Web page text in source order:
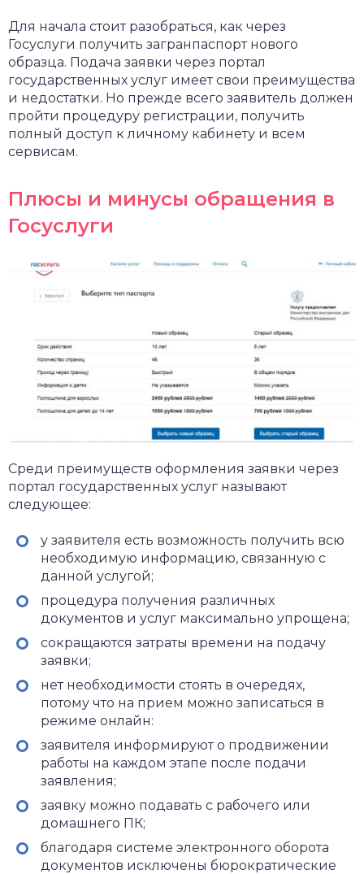
Для начала стоит разобраться, как через
Госуслуги получить загранпаспорт нового
образца. Подача заявки через портал
государственных услуг имеет свои преимущества
и недостатки. Но прежде всего заявитель должен
пройти процедуру регистрации, получить
полный доступ к личному кабинету и всем
сервисам.
Плюсы и минусы обращения в
Госуслуги
Среди преимуществ оформления заявки через
портал государственных услуг называют
следующее:
у заявителя есть возможность получить всю
необходимую информацию, связанную с
данной услугой;
процедура получения различных
документов и услуг максимально упрощена;
сокращаются затраты времени на подачу
заявки;
нет необходимости стоять в очередях,
потому что на прием можно записаться в
режиме онлайн:
заявителя информируют о продвижении
работы на каждом этапе после подачи
заявления;
заявку можно подавать с рабочего или
домашнего ПК;
благодаря системе электронного оборота
документов исключены бюрократические